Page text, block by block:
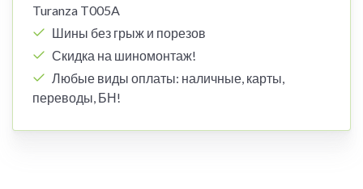
Turanza T005A
Шины без грыж и порезов
Скидка на шиномонтаж!
Любые виды оплаты: наличные, карты,
переводы, БН!